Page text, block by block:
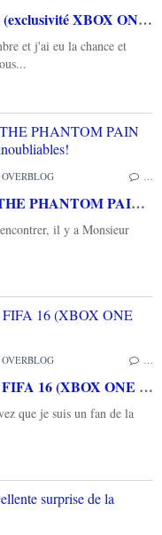
TEST de FORZA MOTORSPORT 6 (exclusivité XBOX ONE): à fond, à fond, à fond!
et j'ai eu la chance et
TEST de METAL GEAR SOLID V THE PHANTOM PAIN (sur PS4): des sensations vidéoludiques inoubliables!
il y a Monsieur
MES IMPRESSIONS sur la démo de FIFA 16 (XBOX ONE ET PS4): un grand cru en approche!
que je suis un fan de la